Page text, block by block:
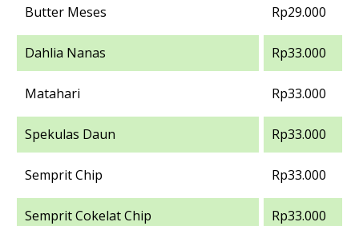
Butter Meses Rp29.000
Dahlia Nanas Rp33.000
Matahari Rp33.000
Spekulas Daun Rp33.000
Semprit Chip Rp33.000
Semprit Cokelat Chip Rp33.000